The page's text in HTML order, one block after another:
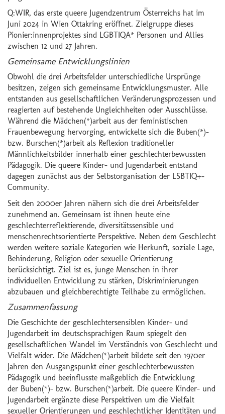
Q:WIR, das erste queere Jugendzentrum Österreichs hat im
Juni 2024 in Wien Ottakring eröffnet. Zielgruppe dieses
Pionier:innenprojektes sind LGBTIQA* Personen und Allies
zwischen 12 und 27 Jahren.
Gemeinsame Entwicklungslinien
Obwohl die drei Arbeitsfelder unterschiedliche Ursprünge
besitzen, zeigen sich gemeinsame Entwicklungsmuster. Alle
entstanden aus gesellschaftlichen Veränderungsprozessen und
reagierten auf bestehende Ungleichheiten oder Ausschlüsse.
Während die Mädchen(*)arbeit aus der feministischen
Frauenbewegung hervorging, entwickelte sich die Buben(*)-
bzw. Burschen(*)arbeit als Reflexion traditioneller
Männlichkeitsbilder innerhalb einer geschlechterbewussten
Pädagogik. Die queere Kinder- und Jugendarbeit entstand
dagegen zunächst aus der Selbstorganisation der LSBTIQ+-
Community.
Seit den 2000er Jahren nähern sich die drei Arbeitsfelder
zunehmend an. Gemeinsam ist ihnen heute eine
geschlechterreflektierende, diversitätssensible und
menschenrechtsorientierte Perspektive. Neben dem Geschlecht
werden weitere soziale Kategorien wie Herkunft, soziale Lage,
Behinderung, Religion oder sexuelle Orientierung
berücksichtigt. Ziel ist es, junge Menschen in ihrer
individuellen Entwicklung zu stärken, Diskriminierungen
abzubauen und gleichberechtigte Teilhabe zu ermöglichen.
Zusammenfassung
Die Geschichte der geschlechtersensiblen Kinder- und
Jugendarbeit im deutschsprachigen Raum spiegelt den
gesellschaftlichen Wandel im Verständnis von Geschlecht und
Vielfalt wider. Die Mädchen(*)arbeit bildete seit den 1970er
Jahren den Ausgangspunkt einer geschlechterbewussten
Pädagogik und beeinflusste maßgeblich die Entwicklung
der Buben(*)- bzw. Burschen(*)arbeit. Die queere Kinder- und
Jugendarbeit ergänzte diese Perspektiven um die Vielfalt
sexueller Orientierungen und geschlechtlicher Identitäten und